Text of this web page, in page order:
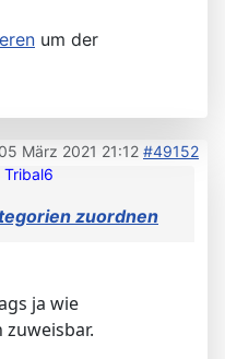
um der
05 März 2021 21:12 #49152
Tribal6
zuordnen
ja wie